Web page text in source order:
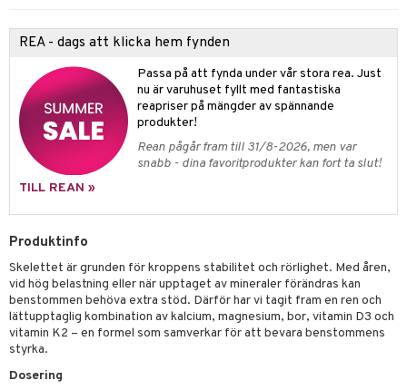
REA - dags att klicka hem fynden
Passa på att fynda under vår stora rea. Just
nu är varuhuset fyllt med fantastiska
reapriser på mängder av spännande
produkter!
Rean pågår fram till 31/8-2026, men var
snabb - dina favoritprodukter kan fort ta slut!
TILL REAN »
Produktinfo
Skelettet är grunden för kroppens stabilitet och rörlighet. Med åren,
vid hög belastning eller när upptaget av mineraler förändras kan
benstommen behöva extra stöd. Därför har vi tagit fram en ren och
lättupptaglig kombination av kalcium, magnesium, bor, vitamin D3 och
vitamin K2 – en formel som samverkar för att bevara benstommens
styrka.
Dosering
& buljong
& oro
& avgiftning